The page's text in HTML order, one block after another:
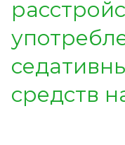
средств